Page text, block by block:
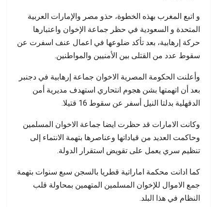
و اتبع المغرب بهذه الخطوة، حذو مصر والإمارات العربية
المتحدة و السعودية في حظر جماعة الإخوان واعتبارها
حركة إرهابية، بعد تأكد ضلوعها في اعمال عنف اسفرت عن
سقوط عدد من القتلى بين الأمنيين والمواطنين.
وأعلنت الحكومة المصرية الاخوان جماعة إرهابية في دجنبر
بعد أن اتهمتها بشن هجوم انتحاري استهدف مديرية أمن
الدقهلية بدلتا النيل أسفر عن سقوط 16 قتيلا.
وكانت الامارات قد حظرت ايضا جماعة الاخوان المسلمين
وحاكمت العديد من قياداتها وعناصرها بتهمة الانتماء إلى
تنظيم سري يعمل على تقويض استقرار الدولة.
كما ادانت محكمة اماراتية قطريا بالسجن سبع سنوات بتهمة
جمع الاموال للإخوان المسلمين المتهمين بمحاولة قلب
النظام في هذا البلد.